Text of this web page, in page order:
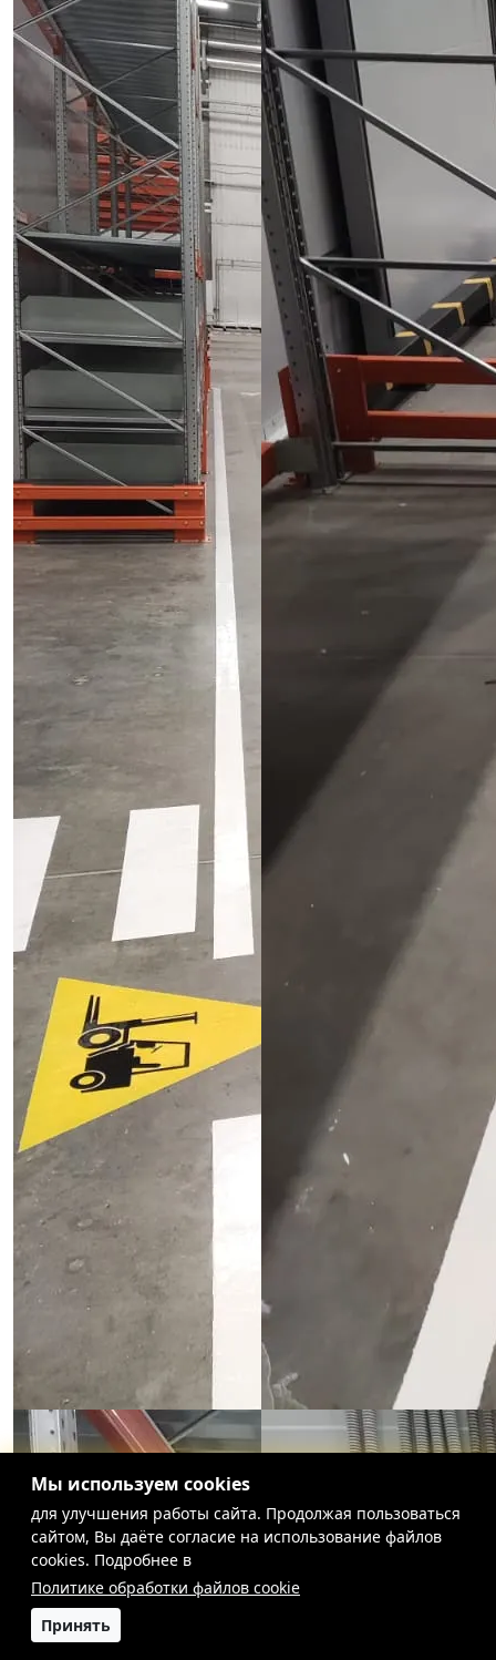
Мы используем cookies
для улучшения работы сайта. Продолжая пользоваться
сайтом, Вы даёте согласие на использование файлов
cookies. Подробнее в
Политике обработки файлов cookie
Принять